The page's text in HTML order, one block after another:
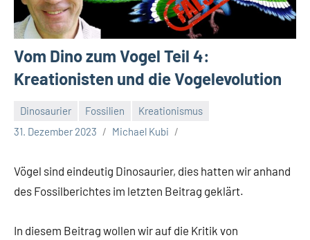
Vom Dino zum Vogel Teil 4:
Kreationisten und die Vogelevolution
Dinosaurier Fossilien
Kreationismus
31. Dezember 2023
Michael Kubi
Vögel sind eindeutig Dinosaurier, dies hatten wir anhand
des Fossilberichtes im letzten Beitrag geklärt.
In diesem Beitrag wollen wir auf die Kritik von